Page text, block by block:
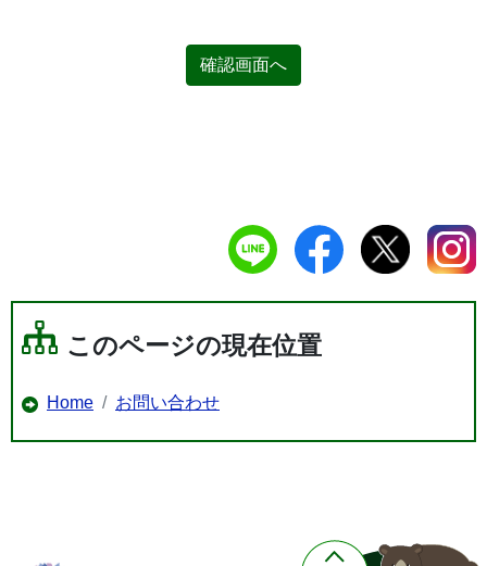
確認画面へ
このページの現在位置
Home お問い合わせ